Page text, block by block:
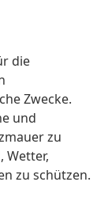
die
Zwecke.
und
zu
Wetter,
zu schützen.